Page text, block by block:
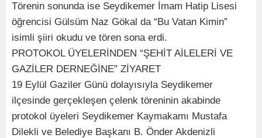
Törenin sonunda ise Seydikemer İmam Hatip Lisesi
öğrencisi Gülsüm Naz Gökal da “Bu Vatan Kimin”
isimli şiiri okudu ve tören sona erdi.
PROTOKOL ÜYELERİNDEN “ŞEHİT AİLELERİ VE
GAZİLER DERNEĞİNE” ZİYARET
19 Eylül Gaziler Günü dolayısıyla Seydikemer
ilçesinde gerçekleşen çelenk töreninin akabinde
protokol üyeleri Seydikemer Kaymakamı Mustafa
Dilekli ve Belediye Başkanı B. Önder Akdenizli